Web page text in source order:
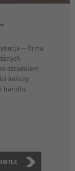
— firma
ośrodkiem
kończy
handlu.